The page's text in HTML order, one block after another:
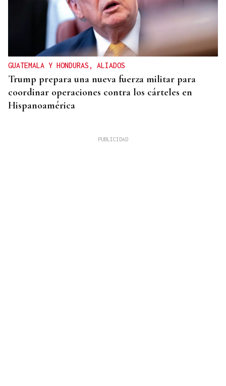
GUATEMALA Y HONDURAS, ALIADOS
Trump prepara una nueva fuerza militar para
coordinar operaciones contra los cárteles en
Hispanoamérica